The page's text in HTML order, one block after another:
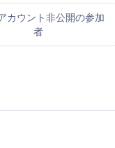
カウント非公開の参加
者